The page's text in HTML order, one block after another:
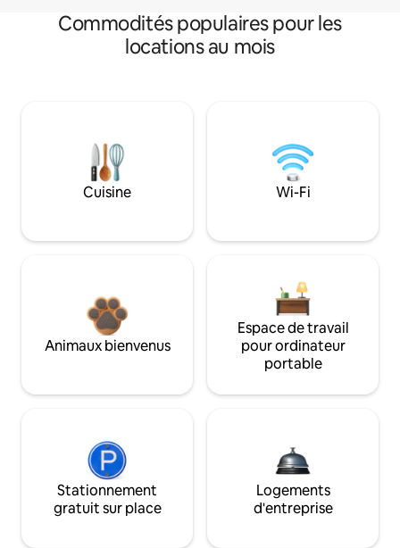
Commodités populaires pour les
locations au mois
Cuisine Wi-Fi
Animaux bienvenus
Espace de travail
pour ordinateur
portable
Stationnement
gratuit sur place
Logements
d'entreprise